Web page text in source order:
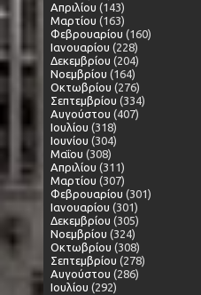
Απριλίου (143)
Μαρτίου (163)
Φεβρουαρίου (160)
Ιανουαρίου (228)
Δεκεμβρίου (204)
Νοεμβρίου (164)
Οκτωβρίου (276)
Σεπτεμβρίου (334)
Αυγούστου (407)
Ιουλίου (318)
Ιουνίου (304)
Μαΐου (308)
Απριλίου (311)
Μαρτίου (307)
Φεβρουαρίου (301)
Ιανουαρίου (301)
Δεκεμβρίου (305)
Νοεμβρίου (324)
Οκτωβρίου (308)
Σεπτεμβρίου (278)
Αυγούστου (286)
Ιουλίου (292)